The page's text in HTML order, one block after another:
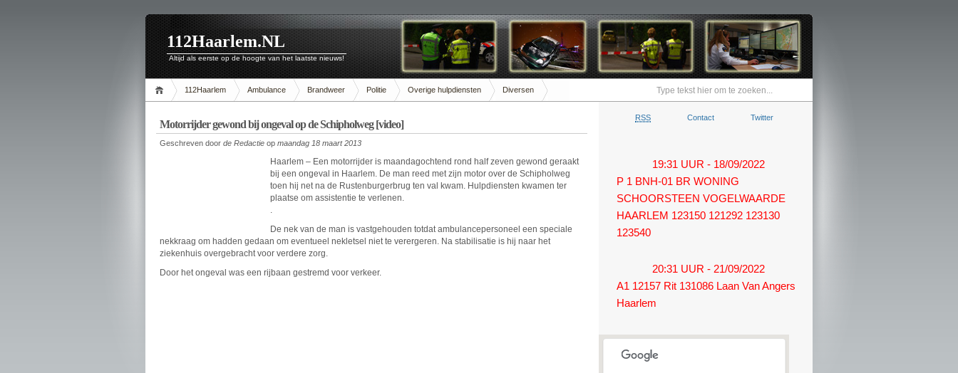
112Haarlem.NL
Altijd als eerste op de hoogte van het laatste nieuws!
112Haarlem Ambulance Brandweer Politie Overige hulpdiensten Diversen
Motorrijder gewond bij ongeval op de Schipholweg [video]
Geschreven door de Redactie op maandag 18 maart 2013
Haarlem – Een motorrijder is maandagochtend rond half zeven gewond geraakt
bij een ongeval in Haarlem. De man reed met zijn motor over de Schipholweg
toen hij net na de Rustenburgerbrug ten val kwam. Hulpdiensten kwamen ter
plaatse om assistentie te verlenen.
.
De nek van de man is vastgehouden totdat ambulancepersoneel een speciale
nekkraag om hadden gedaan om eventueel nekletsel niet te verergeren. Na stabilisatie is hij naar het
ziekenhuis overgebracht voor verdere zorg.
Door het ongeval was een rijbaan gestremd voor verkeer.
RSS Contact Twitter
19:31 UUR - 18/09/2022
P 1 BNH-01 BR WONING
SCHOORSTEEN VOGELWAARDE
HAARLEM 123150 121292 123130
123540
20:31 UUR - 21/09/2022
A1 12157 Rit 131086 Laan Van Angers
Haarlem